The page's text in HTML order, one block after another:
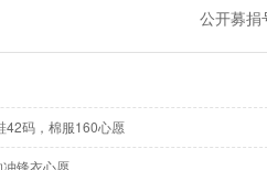
公开募
码，棉服160心愿